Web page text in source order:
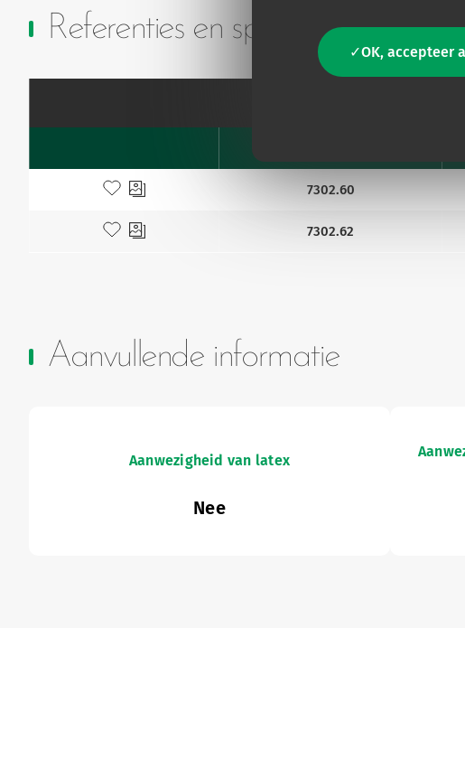
OK, accepteer
Referenties en specificaties
Toevoegen aan mijn favorieten 7302.60
Toevoegen aan mijn favorieten 7302.62
Aanvullende informatie
Aanwezigheid van latex
Nee